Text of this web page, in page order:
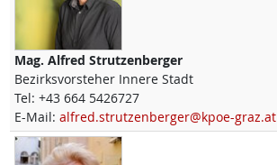
Mag. Alfred Strutzenberger
Bezirksvorsteher Innere Stadt
Tel: +43 664 5426727
E-Mail: alfred.strutzenberger@kpoe-graz.at